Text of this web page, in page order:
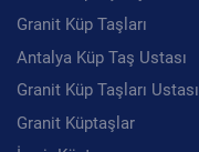
Granit Küp Taşları
Antalya Küp Taş Ustası
Granit Küp Taşları Ustası
Granit Küptaşlar